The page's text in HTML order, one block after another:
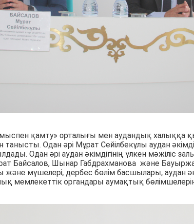
қамту» орталығы мен аудандық халыққа
Одан әрі Мұрат Сейілбекұлы аудан
Одан әрі аудан әкімдігінің үлкен мәжіліс
Байсалов, Шынар Габдрахманова және
мүшелері, дербес бөлім басшылары, аудан
мемлекеттік органдары аумақтық